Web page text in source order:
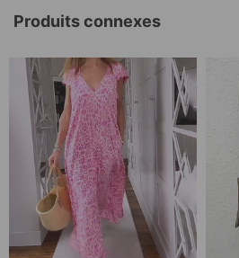
Produits connexes